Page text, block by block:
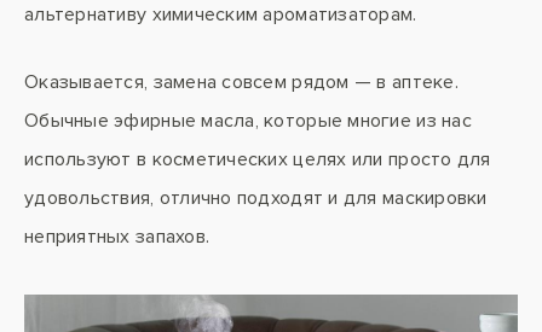
альтернативу химическим ароматизаторам.
Оказывается, замена совсем рядом — в аптеке.
Обычные эфирные масла, которые многие из нас
используют в косметических целях или просто для
удовольствия, отлично подходят и для маскировки
неприятных запахов.